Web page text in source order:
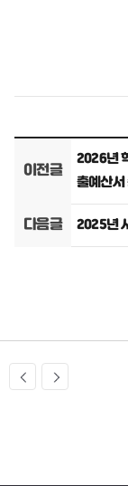
이전글
2026년
출예산
다음글 2025년